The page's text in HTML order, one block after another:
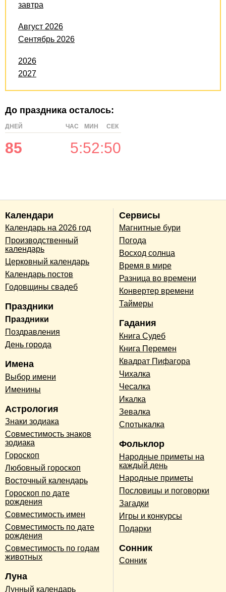
завтра
Август 2026
Сентябрь 2026
2026
2027
До праздника осталось:
ДНЕЙ ЧАС МИН СЕК
85 5:52:50
Календари
Календарь на 2026 год
Производственный
календарь
Церковный календарь
Календарь постов
Годовщины свадеб
Праздники
Праздники
Поздравления
День города
Имена
Выбор имени
Именины
Астрология
Знаки зодиака
Совместимость знаков
зодиака
Гороскоп
Любовный гороскоп
Восточный календарь
Гороскоп по дате
рождения
Совместимость имен
Совместимость по дате
рождения
Совместимость по годам
животных
Луна
Лунный календарь
Сервисы
Магнитные бури
Погода
Восход солнца
Время в мире
Разница во времени
Конвертер времени
Таймеры
Гадания
Книга Судеб
Книга Перемен
Квадрат Пифагора
Чихалка
Чесалка
Икалка
Зевалка
Спотыкалка
Фольклор
Народные приметы на
каждый день
Народные приметы
Пословицы и поговорки
Загадки
Игры и конкурсы
Подарки
Сонник
Сонник